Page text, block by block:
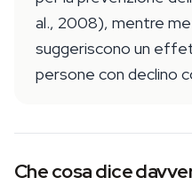
al., 2008), mentre
suggeriscono un
persone con declino
Che cosa dice